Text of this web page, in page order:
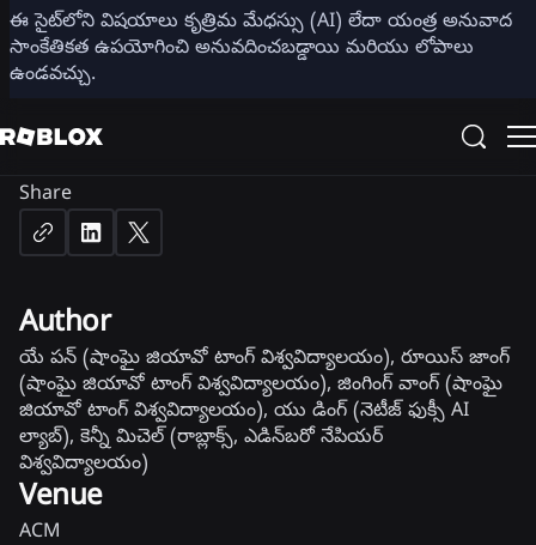
ఈ సైట్‌లోని విషయాలు కృత్రిమ మేధస్సు (AI) లేదా యంత్ర అనువాద
సాంకేతికత ఉపయోగించి అనువదించబడ్డాయి మరియు లోపాలు
ఉండవచ్చు.
భావోద్వేగ చలనాలతో కూడిన 3D
ముఖానిమేషన్
Share
Author
యే పన్ (షాంఘై జియావో టాంగ్ విశ్వవిద్యాలయం), రూయిస్ జాంగ్
(షాంఘై జియావో టాంగ్ విశ్వవిద్యాలయం), జింగింగ్ వాంగ్ (షాంఘై
జియావో టాంగ్ విశ్వవిద్యాలయం), యు డింగ్ (నెటీజ్ ఫుక్సీ AI
ల్యాబ్), కెన్నీ మిచెల్ (రాబ్లాక్స్, ఎడిన్‌బరో నేపియర్
విశ్వవిద్యాలయం)
Venue
ACM